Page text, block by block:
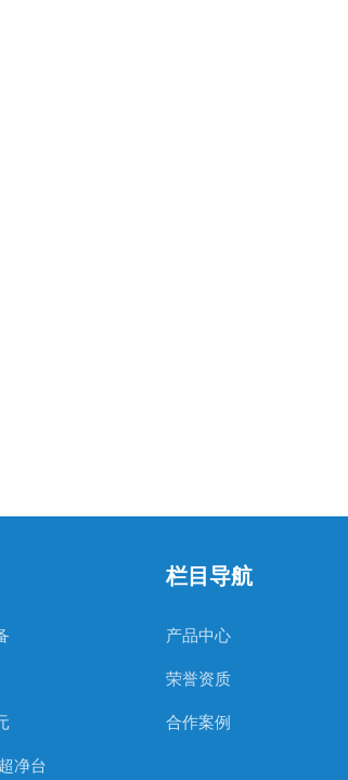
净台
栏目导航
产品中心
荣誉资质
合作案例